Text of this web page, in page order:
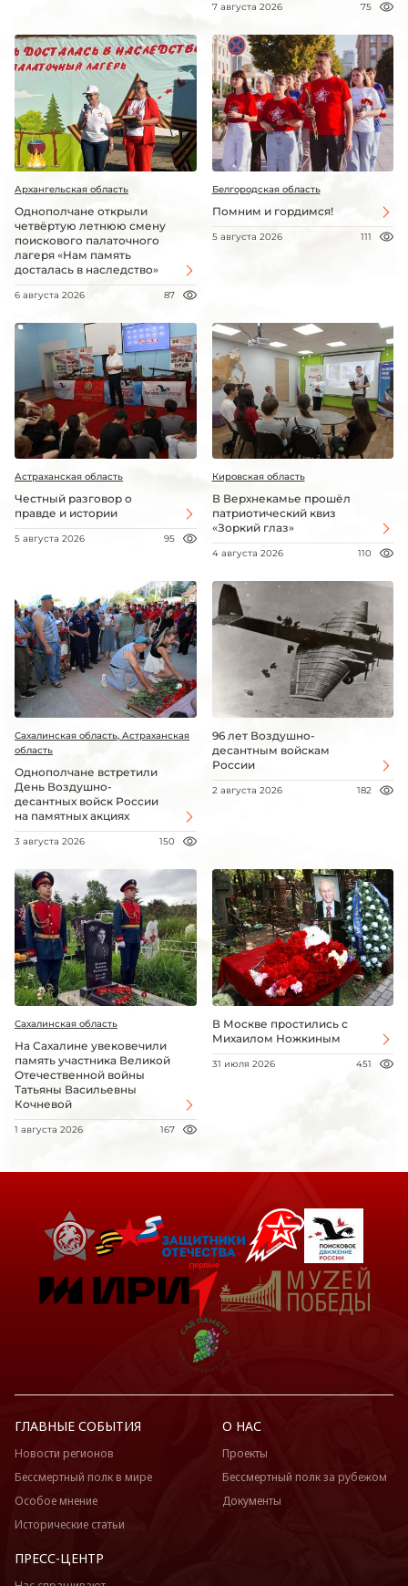
7 августа 2026 75
Архангельская область
Однополчане открыли
четвёртую летнюю смену
поискового палаточного
лагеря «Нам память
досталась в наследство»
6 августа 2026 87
Белгородская область
Помним и гордимся!
5 августа 2026 111
Астраханская область
Честный разговор о
правде и истории
5 августа 2026 95
Кировская область
В Верхнекамье прошёл
патриотический квиз
«Зоркий глаз»
4 августа 2026 110
Сахалинская область, Астраханская
область
Однополчане встретили
День Воздушно-
десантных войск России
на памятных акциях
3 августа 2026 150
96 лет Воздушно-
десантным войскам
России
2 августа 2026 182
Сахалинская область
На Сахалине увековечили
память участника Великой
Отечественной войны
Татьяны Васильевны
Кочневой
1 августа 2026 167
В Москве простились с
Михаилом Ножкиным
31 июля 2026 451
ГЛАВНЫЕ СОБЫТИЯ
Новости регионов
Бессмертный полк в мире
Особое мнение
Исторические статьи
О НАС
Проекты
Бессмертный полк за рубежом
Документы
ПРЕСС-ЦЕНТР